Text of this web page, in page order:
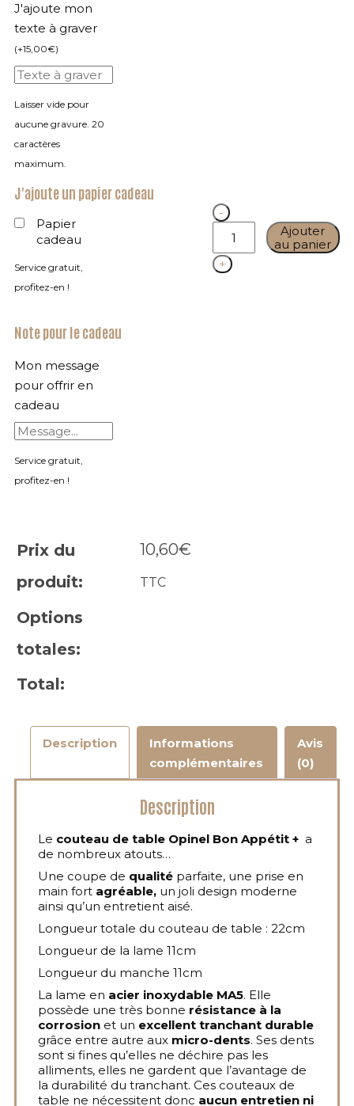
J'ajoute mon
texte à graver
(+15,00€)
Laisser vide pour
aucune gravure. 20
caractères
maximum.
J'ajoute un papier cadeau
Papier
cadeau
Service gratuit,
profitez-en !
Note pour le cadeau
Mon message
pour offrir en
cadeau
Service gratuit,
profitez-en !
Prix du
produit:
10,60€
TTC
Options
totales:
Total:
Quantity
Ajouter
au panier
Description
Informations
complémentaires
Avis
(0)
Description
Le couteau de table Opinel Bon Appétit + a
de nombreux atouts…
Une coupe de qualité parfaite, une prise en
main fort agréable, un joli design moderne
ainsi qu’un entretient aisé.
Longueur totale du couteau de table : 22cm
Longueur de la lame 11cm
Longueur du manche 11cm
La lame en acier inoxydable MA5. Elle
possède une très bonne résistance à la
corrosion et un excellent tranchant durable
grâce entre autre aux micro-dents. Ses dents
sont si fines qu’elles ne déchire pas les
alliments, elles ne gardent que l’avantage de
la durabilité du tranchant. Ces couteaux de
table ne nécessitent donc aucun entretien ni